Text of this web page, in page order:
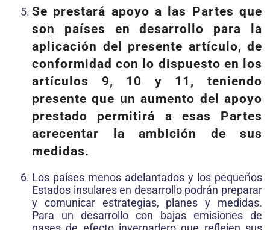
Se prestará apoyo a las Partes que
son países en desarrollo para la
aplicación del presente artículo, de
conformidad con lo dispuesto en los
artículos 9, 10 y 11, teniendo
presente que un aumento del apoyo
prestado permitirá a esas Partes
acrecentar la ambición de sus
medidas.
Los países menos adelantados y los pequeños
Estados insulares en desarrollo podrán preparar
y comunicar estrategias, planes y medidas.
Para un desarrollo con bajas emisiones de